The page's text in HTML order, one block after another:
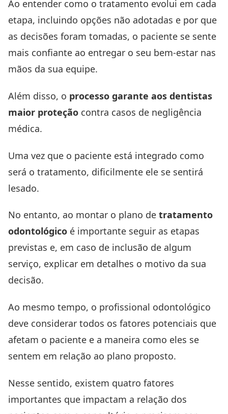
Ao entender como o tratamento evolui em cada
etapa, incluindo opções não adotadas e por que
as decisões foram tomadas, o paciente se sente
mais confiante ao entregar o seu bem-estar nas
mãos da sua equipe.
Além disso, o processo garante aos dentistas
maior proteção contra casos de negligência
médica.
Uma vez que o paciente está integrado como
será o tratamento, dificilmente ele se sentirá
lesado.
No entanto, ao montar o plano de tratamento
odontológico é importante seguir as etapas
previstas e, em caso de inclusão de algum
serviço, explicar em detalhes o motivo da sua
decisão.
Ao mesmo tempo, o profissional odontológico
deve considerar todos os fatores potenciais que
afetam o paciente e a maneira como eles se
sentem em relação ao plano proposto.
Nesse sentido, existem quatro fatores
importantes que impactam a relação dos